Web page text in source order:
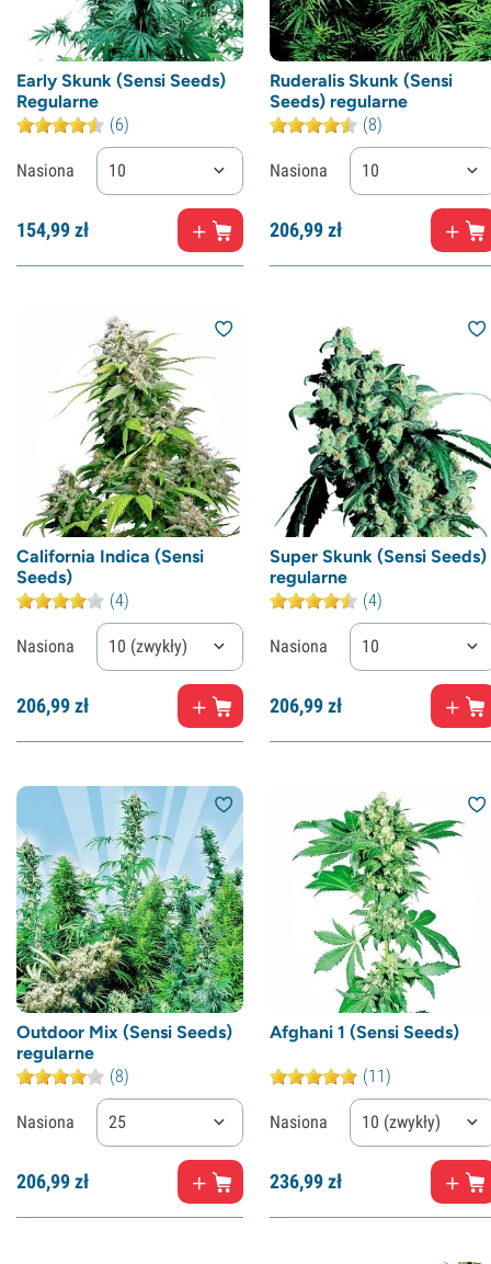
Early Skunk (Sensi Seeds)
Regularne
(6)
Nasiona 10
154,99zł
Ruderalis Skunk (Sensi
Seeds) regularne
(8)
Nasiona 10
206,99zł
California Indica (Sensi
Seeds)
(4)
Nasiona 10 (zwykły)
206,99zł
Super Skunk (Sensi Seeds)
regularne
(4)
Nasiona 10
206,99zł
Outdoor Mix (Sensi Seeds)
regularne
(8)
Nasiona 25
206,99zł
Afghani 1 (Sensi Seeds)
(11)
Nasiona 10 (zwykły)
236,99zł